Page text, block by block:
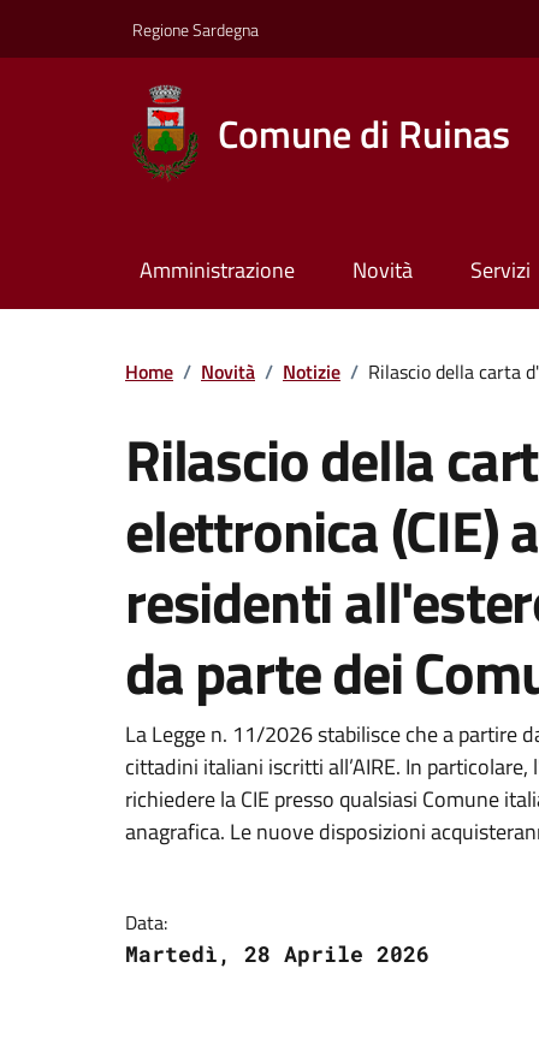
Regione Sardegna
Comune di Ruinas
Amministrazione Novità Servizi
Home / Novità / Notizie / Rilascio della carta
Rilascio della
elettronica (CIE)
residenti
da parte dei
La Legge n. 11/2026 stabilisce che a partire
cittadini italiani iscritti all’AIRE. In
richiedere la CIE presso qualsiasi Comune
anagrafica. Le nuove disposizioni
Data:
Martedì, 28 Aprile 2026